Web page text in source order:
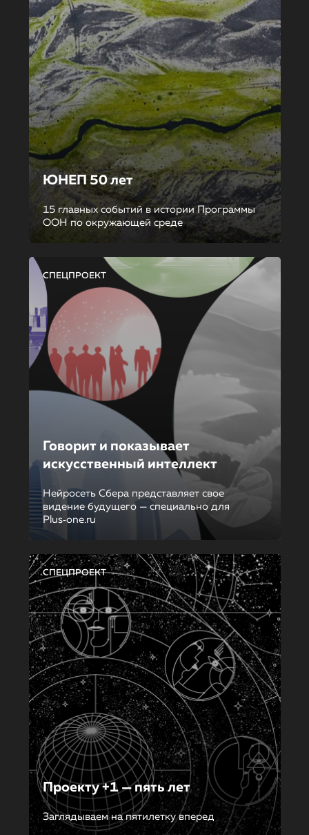
ЮНЕП 50 лет
15 главных событий в истории Программы
ООН по окружающей среде
СПЕЦПРОЕКТ
Говорит и показывает
искусственный интеллект
Нейросеть Сбера представляет свое
видение будущего — специально для
Plus‑one.ru
СПЕЦПРОЕКТ
Проекту +1 — пять лет
Заглядываем на пятилетку вперед